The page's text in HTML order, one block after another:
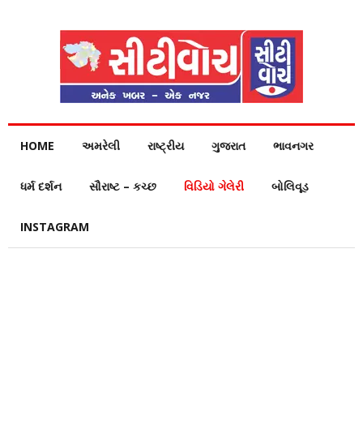
HOME અમરેલી રાષ્ટ્રીય ગુજરાત ભાવનગર
ધર્મ દર્શન સૌરાષ્ટ – કચ્છ વિડિયો ગેલેરી બોલિવૂડ
INSTAGRAM